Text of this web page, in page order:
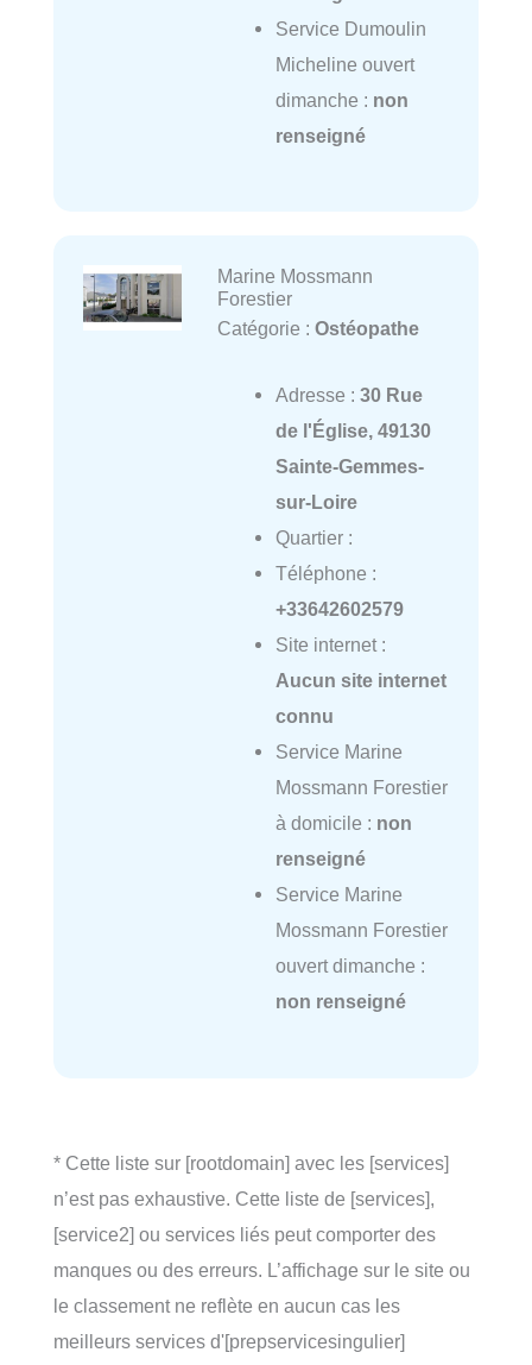
Service Dumoulin
Micheline ouvert
dimanche : non
renseigné
Marine Mossmann
Forestier
Catégorie : Ostéopathe
Adresse : 30 Rue
de l'Église, 49130
Sainte-Gemmes-
sur-Loire
Quartier :
Téléphone :
+33642602579
Site internet :
Aucun site internet
connu
Service Marine
Mossmann Forestier
à domicile : non
renseigné
Service Marine
Mossmann Forestier
ouvert dimanche :
non renseigné
* Cette liste sur [rootdomain] avec les [services]
n’est pas exhaustive. Cette liste de [services],
[service2] ou services liés peut comporter des
manques ou des erreurs. L’affichage sur le site ou
le classement ne reflète en aucun cas les
meilleurs services d'[prepservicesingulier]